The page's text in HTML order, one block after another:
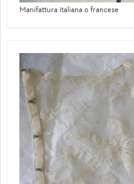
Manifattura italiana o francese